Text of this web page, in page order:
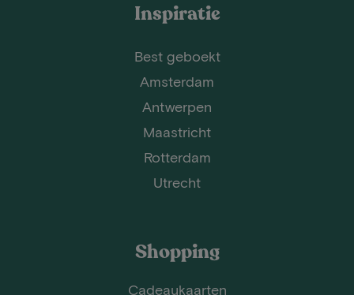
Inspiratie
Best geboekt
Amsterdam
Antwerpen
Maastricht
Rotterdam
Utrecht
Shopping
Cadeaukaarten